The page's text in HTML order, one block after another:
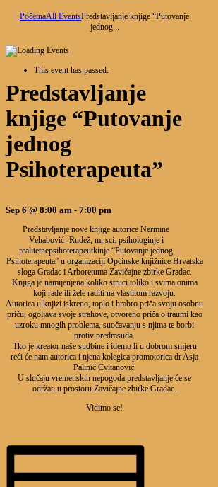
PočetnaAll EventsPredstavljanje knjige “Putovanje
jednog...
This event has passed.
Predstavljanje
knjige “Putovanje
jednog
Psihoterapeuta”
Sep 6 @ 8:00 am - 7:00 pm
Predstavljanje nove knjige autorice Nermine
Vehabović- Rudež, mr.sci. psihologinje i
realitetnepsihoterapeutkinje “Putovanje jednog
Psihoterapeuta” u organizaciji Općinske knjižnice Hrvatska
sloga Gradac i Arboretuma Zavičajne zbirke Gradac.
Knjiga je namijenjena koliko struci toliko i svima onima
koji rade ili žele raditi na vlastitom razvoju.
Autorica u knjizi iskreno, toplo i hrabro priča svoju osobnu
priču, ogoljava svoje strahove, otvoreno priča o traumi kao
uzroku mnogih problema, suočavanju s njima te borbi
protiv predrasuda.
Tko je kreator naše sudbine i idemo li u dobrom smjeru
reći će nam autorica i njena kolegica promotorica dr Asja
Palinić Cvitanović.
U slučaju vremenskih nepogoda predstavljanje će se
održati u prostoru Zavičajne zbirke Gradac.
Vidimo se!